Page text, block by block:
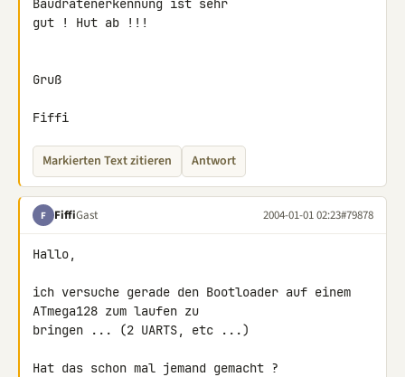
Baudratenerkennung ist sehr
gut ! Hut ab !!!
Gruß
Fiffi
Markierten Text zitieren Antwort
F FiffiGast 2004-01-01 02:23#79878
Hallo,
ich versuche gerade den Bootloader auf einem
ATmega128 zum laufen zu
bringen ... (2 UARTS, etc ...)
Hat das schon mal jemand gemacht ?